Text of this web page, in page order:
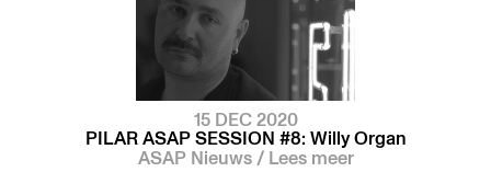
15 DEC 2020
PILAR ASAP SESSION #8: Willy Organ
ASAP Nieuws /Lees meer